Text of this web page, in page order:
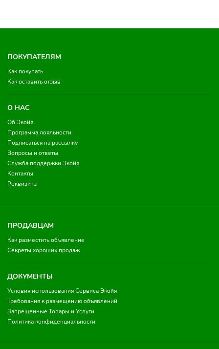
ПОКУПАТЕЛЯМ
Как покупать
Как оставить отзыв
О НАС
Об Экойя
Программа лояльности
Подписаться на рассылку
Вопросы и ответы
Служба поддержки Экойя
Контакты
Реквизиты
ПРОДАВЦАМ
Как разместить объявление
Секреты хороших продаж
ДОКУМЕНТЫ
Условия использования Сервиса Экойя
Требования к размещению объявлений
Запрещенные Товары и Услуги
Политика конфиденциальности